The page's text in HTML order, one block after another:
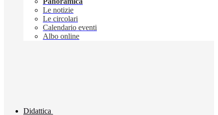
Le notizie
Le circolari
Calendario eventi
Albo online
Didattica